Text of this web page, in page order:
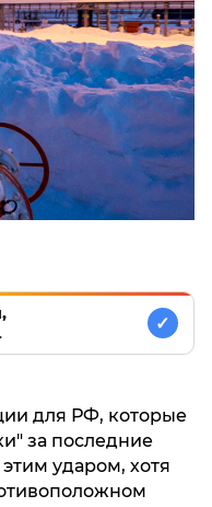
✓
для РФ, которые
за последние
ударом, хотя